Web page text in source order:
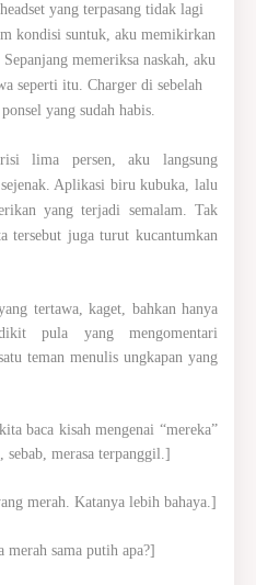
yang terpasang tidak lagi
kondisi suntuk, aku memikirkan
memeriksa naskah, aku
seperti itu. Charger di sebelah
yang sudah habis.
lima persen, aku langsung
Aplikasi biru kubuka, lalu
yang terjadi semalam. Tak
tersebut juga turut kucantumkan
tertawa, kaget, bahkan hanya
pula yang mengomentari
teman menulis ungkapan yang
baca kisah mengenai “mereka”
sebab, merasa terpanggil.]
merah. Katanya lebih bahaya.]
merah sama putih apa?]